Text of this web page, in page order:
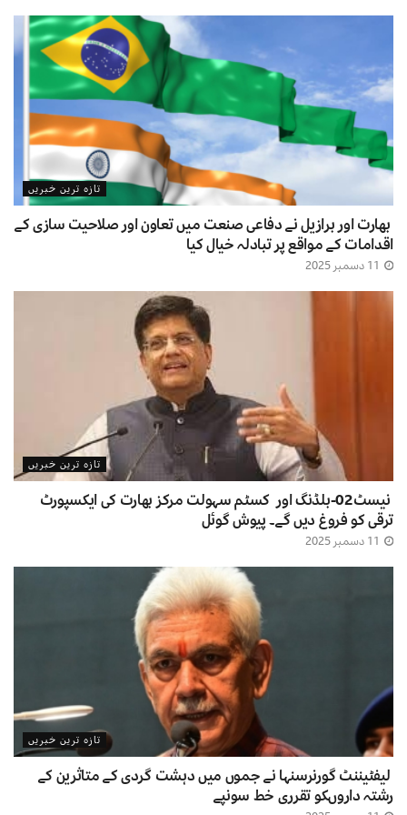
تازہ ترین خبریں
بھارت اور برازیل نے دفاعی صنعت میں تعاون اور صلاحیت سازی کے
اقدامات کے مواقع پر تبادلہ خیال کیا
تازہ ترین خبریں
نیسٹ02-بلڈنگ اور کسٹم سہولت مرکز بھارت کی ایکسپورٹ
ترقی کو فروغ دیں گے۔ پیوش گوئل
تازہ ترین خبریں
لیفٹیننٹ گورنرسنہا نے جموں میں دہشت گردی کے متاثرین کے
رشتہ داروںکو تقرری خط سونپے